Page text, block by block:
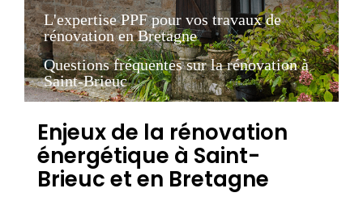
L'expertise PPF pour vos travaux de
rénovation en Bretagne
Questions fréquentes sur la rénovation à
Saint-Brieuc
Enjeux de la rénovation
énergétique à Saint-
Brieuc et en Bretagne